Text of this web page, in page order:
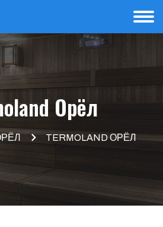
Орёл
TERMOLAND ОРЁЛ